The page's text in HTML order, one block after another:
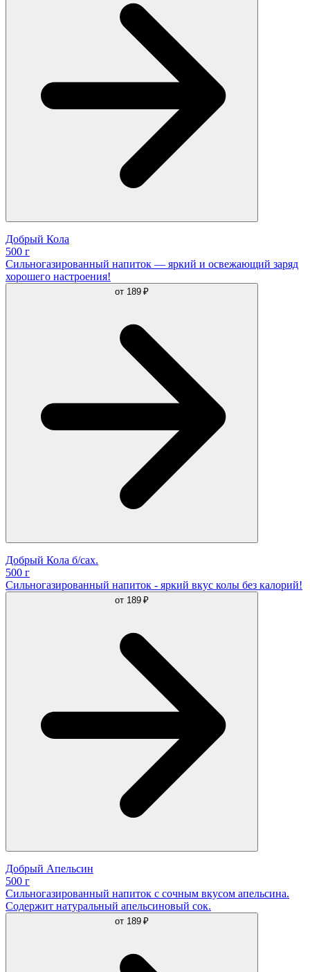
Добрый Кола
500 г
Сильногазированный напиток — яркий и освежающий заряд
хорошего настроения!
от 189 ₽
Добрый Кола б/сах.
500 г
Сильногазированный напиток - яркий вкус колы без калорий!
от 189 ₽
Добрый Апельсин
500 г
Сильногазированный напиток с сочным вкусом апельсина.
Содержит натуральный апельсиновый сок.
от 189 ₽